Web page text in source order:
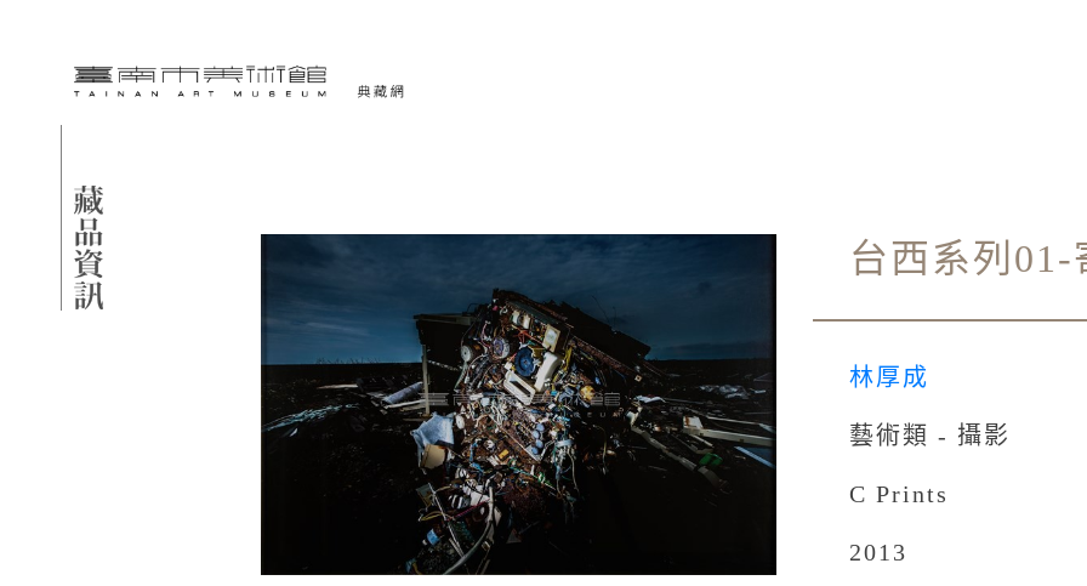
臺南市美術館-典藏網
網頁導覽
台西系列
林厚成
藝術類 - 攝影
C Prints
2013